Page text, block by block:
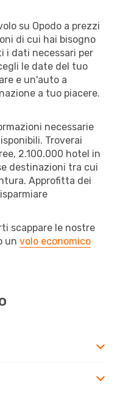
su Opodo a prezzi
di cui hai bisogno
i dati necessari per
le date del tuo
e un'auto a
a tuo piacere.
necessarie
Troverai
2.100.000 hotel in
destinazioni tra cui
Approfitta dei
scappare le nostre
un volo economico